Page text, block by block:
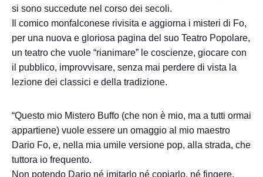
si sono succedute nel corso dei secoli.
Il comico monfalconese rivisita e aggiorna i misteri di Fo,
per una nuova e gloriosa pagina del suo Teatro Popolare,
un teatro che vuole “rianimare” le coscienze, giocare con
il pubblico, improvvisare, senza mai perdere di vista la
lezione dei classici e della tradizione.
“Questo mio Mistero Buffo (che non è mio, ma a tutti ormai
appartiene) vuole essere un omaggio al mio maestro
Dario Fo, e, nella mia umile versione pop, alla strada, che
tuttora io frequento.
Non potendo Dario né imitarlo né copiarlo, né fingere,